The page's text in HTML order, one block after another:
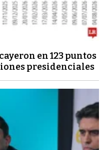
en 123 puntos
presidenciales